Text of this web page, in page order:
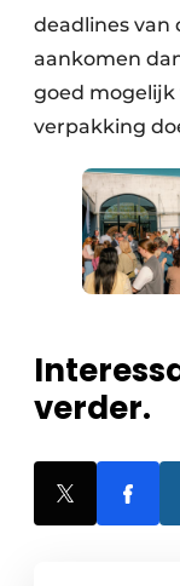
deadlines van
aankomen
goed mogelijk
verpakking
verder.